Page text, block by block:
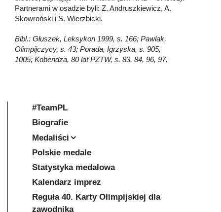
Partnerami w osadzie byli: Z. Andruszkiewicz, A.
Skowroński i S. Wierzbicki.
Bibl.: Głuszek, Leksykon 1999, s. 166; Pawlak,
Olimpijczycy, s. 43; Porada, Igrzyska, s. 905,
1005; Kobendza, 80 lat PZTW, s. 83, 84, 96, 97.
#TeamPL
Biografie
Medaliści
Polskie medale
Statystyka medalowa
Kalendarz imprez
Reguła 40. Karty Olimpijskiej dla
zawodnika